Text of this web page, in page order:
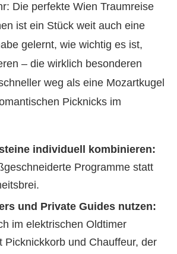
Die perfekte Wien Traumreise
ist ein Stück weit auch eine
gelernt, wie wichtig es ist,
– die wirklich besonderen
weg als eine Mozartkugel
Picknicks im
individuell kombinieren:
Programme statt
und Private Guides nutzen:
im elektrischen Oldtimer
Picknickkorb und Chauffeur, der